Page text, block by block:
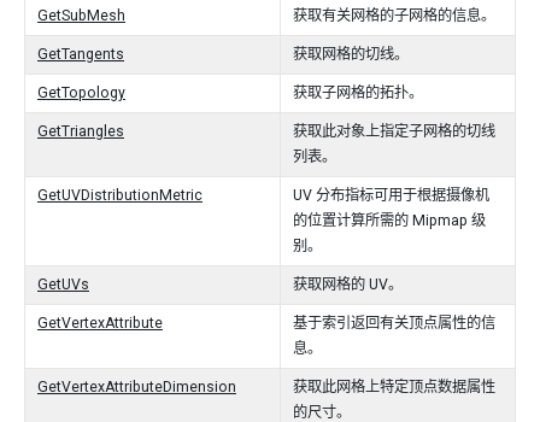
GetSubMesh 获取有关网格的子网格的信息。
GetTangents 获取网格的切线。
GetTopology 获取子网格的拓扑。
GetTriangles
获取此对象上指定子网格的切线
列表。
GetUVDistributionMetric
UV 分布指标可用于根据摄像机
的位置计算所需的 Mipmap 级
别。
GetUVs 获取网格的 UV。
GetVertexAttribute
基于索引返回有关顶点属性的信
息。
GetVertexAttributeDimension
获取此网格上特定顶点数据属性
的尺寸。